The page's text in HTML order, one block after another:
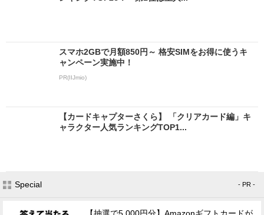
スマホ2GBで月額850円～ 格安SIMをお得に使うキ
ャンペーン実施中！
PR(IIJmio)
【カードキャプターさくら】 「クリアカード編」キ
ャラクター人気ランキングTOP1...
Special - PR -